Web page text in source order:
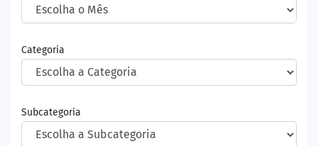
Categoria
Subcategoria